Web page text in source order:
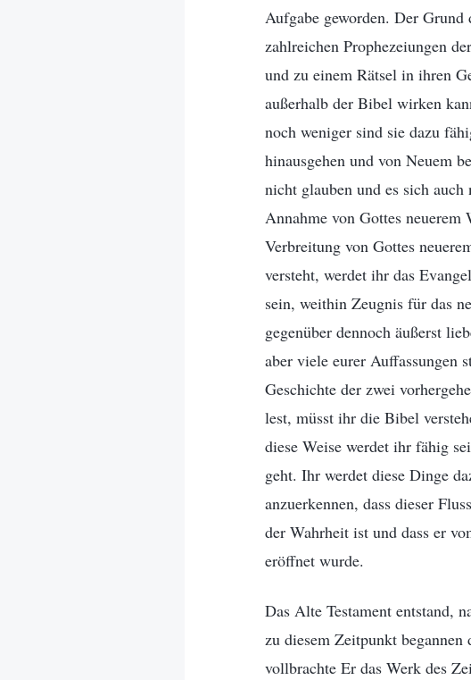
Aufgabe geworden. Der
zahlreichen Prophezeiungen
und zu einem Rätsel in ihren
außerhalb der Bibel wirken
noch weniger sind sie dazu
hinausgehen und von Neuem
nicht glauben und es sich
Annahme von Gottes
Verbreitung von Gottes
versteht, werdet ihr das
sein, weithin Zeugnis für das
gegenüber dennoch äußerst
aber viele eurer Auffassungen
Geschichte der zwei
lest, müsst ihr die Bibel
diese Weise werdet ihr fähig
geht. Ihr werdet diese Dinge
anzuerkennen, dass dieser
der Wahrheit ist und dass er
eröffnet wurde.
Das Alte Testament entstand,
zu diesem Zeitpunkt
vollbrachte Er das Werk des